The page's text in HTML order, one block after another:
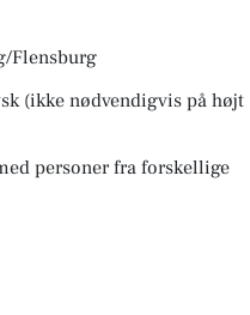
Flensburg
(ikke nødvendigvis på højt
personer fra forskellige